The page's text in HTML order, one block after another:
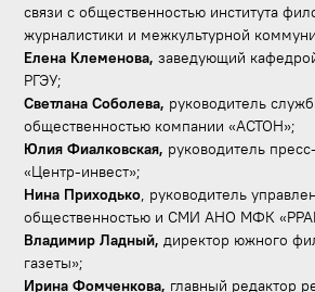
связи с общественностью института
журналистики и межкультурной
Елена Клеменова,заведующий
РГЭУ;
Светлана Соболева, руководитель
общественностью компании «АСТОН»;
Юлия Фиалковская, руководитель
«Центр-инвест»;
Нина Приходько, руководитель
общественностью и СМИ АНО МФК
Владимир Ладный,директор южного
газеты»;
Ирина Фомченкова, главный редактор